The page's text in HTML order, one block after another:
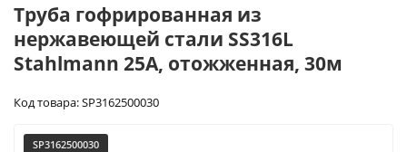
Труба гофрированная из
нержавеющей стали SS316L
Stahlmann 25А, отожженная, 30м
Код товара: SP3162500030
SP3162500030